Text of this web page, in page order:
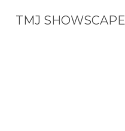
TMJ SHOWSCAPE